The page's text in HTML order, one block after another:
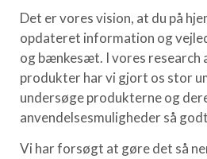
Det er vores vision, at du på
opdateret information og
og bænkesæt. I vores research
produkter har vi gjort os stor
undersøge produkterne og
anvendelsesmuligheder så
Vi har forsøgt at gøre det så